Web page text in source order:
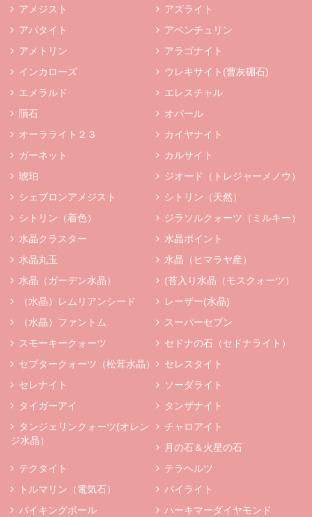
アメジスト
アズライト
アパタイト
アベンチュリン
アメトリン
アラゴナイト
インカローズ
ウレキサイト(曹灰硼石)
エメラルド
エレスチャル
隕石
オパール
オーラライト２３
カイヤナイト
ガーネット
カルサイト
琥珀
ジオード（トレジャーメノウ）
シェブロンアメジスト
シトリン（天然）
シトリン（着色）
ジラソルクォーツ（ミルキー）
水晶クラスター
水晶ポイント
水晶丸玉
水晶（ヒマラヤ産）
水晶（ガーデン水晶）
(苔入り水晶（モスクォーツ）
（水晶）レムリアンシード
レーザー(水晶)
（水晶）ファントム
スーパーセブン
スモーキークォーツ
セドナの石（セドナライト）
セプタークォーツ（松茸水晶）
セレスタイト
セレナイト
ソーダライト
タイガーアイ
タンザナイト
タンジェリンクォーツ(オレン
ジ水晶）
チャロアイト
月の石＆火星の石
テクタイト
テラヘルツ
トルマリン（電気石）
パイライト
バイキングボール
ハーキマーダイヤモンド